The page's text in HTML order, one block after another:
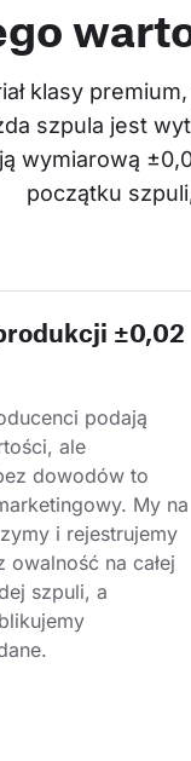
klasy
szpula jest
wymiarową
początku
±0,02
podają
ale
dowodów to
My na
i rejestrujemy
owalność na całej
szpuli, a